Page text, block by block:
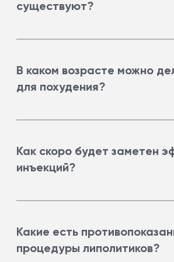
существуют?
В каком возрасте можно
для похудения?
Как скоро будет заметен
инъекций?
после начала инъекций.
Какие есть
процедуры липолитиков?